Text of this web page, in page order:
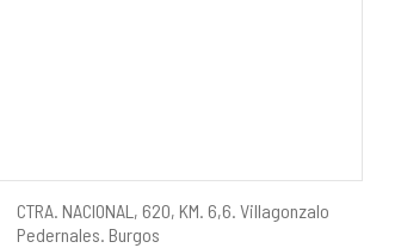
Dirección
postal
CTRA. NACIONAL, 620, KM. 6,6. Villagonzalo
Pedernales. Burgos